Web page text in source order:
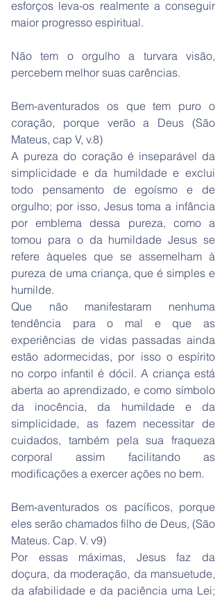
esforços leva-os realmente a conseguir
maior progresso espiritual.
Não tem o orgulho a turvara visão,
percebem melhor suas carências.
Bem-aventurados os que tem puro o
coração, porque verão a Deus (São
Mateus, cap V, v.8)
A pureza do coração é inseparável da
simplicidade e da humildade e exclui
todo pensamento de egoísmo e de
orgulho; por isso, Jesus toma a infância
por emblema dessa pureza, como a
tomou para o da humildade Jesus se
refere àqueles que se assemelham à
pureza de uma criança, que é simples e
humilde.
Que não manifestaram nenhuma
tendência para o mal e que as
experiências de vidas passadas ainda
estão adormecidas, por isso o espírito
no corpo infantil é dócil. A criança está
aberta ao aprendizado, e como símbolo
da inocência, da humildade e da
simplicidade, as fazem necessitar de
cuidados, também pela sua fraqueza
corporal assim facilitando as
modificações a exercer ações no bem.
Bem-aventurados os pacíficos, porque
eles serão chamados filho de Deus, (São
Mateus. Cap. V. v9)
Por essas máximas, Jesus faz da
doçura, da moderação, da mansuetude,
da afabilidade e da paciência uma Lei;